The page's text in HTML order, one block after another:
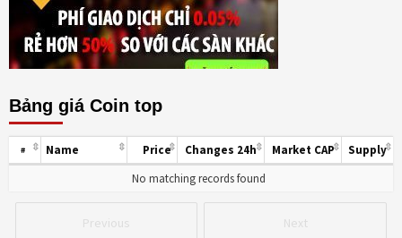
Bảng giá Coin top
Previous Next
# Name Price Changes 24h Market CAP
Supply
No matching records found